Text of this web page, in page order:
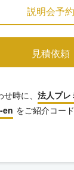
説明会予約
見積依頼
時に、 法人プレ
をご紹介コー